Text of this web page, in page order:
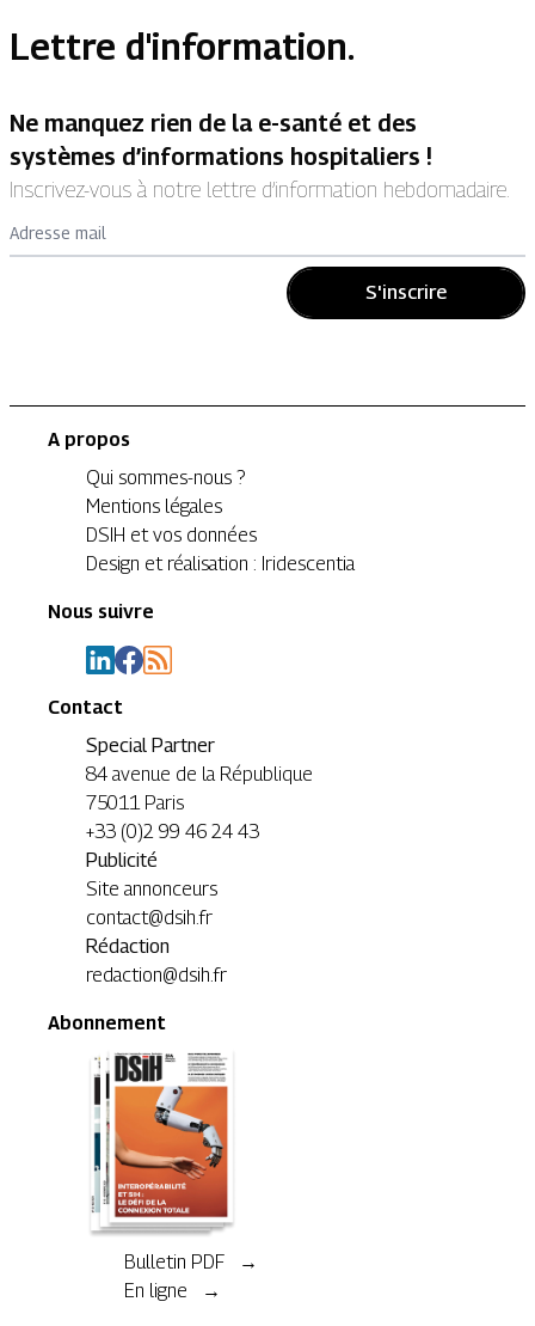
Lettre d'information.
Ne manquez rien de la e-santé et des
systèmes d’informations hospitaliers !
Inscrivez-vous à notre lettre d’information hebdomadaire.
Adresse mail
S'inscrire
A propos
Qui sommes-nous ?
Mentions légales
DSIH et vos données
Design et réalisation : Iridescentia
Nous suivre
Contact
Special Partner
84 avenue de la République
75011 Paris
+33 (0)2 99 46 24 43
Publicité
Site annonceurs
contact@dsih.fr
Rédaction
redaction@dsih.fr
Abonnement
Bulletin PDF →
En ligne →